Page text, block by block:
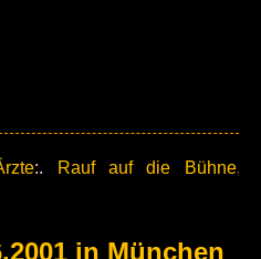
:.
Rauf auf die Bühne,
in München